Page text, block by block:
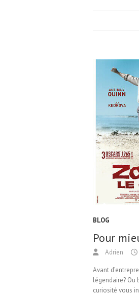
BLOG
Pour
Adrien
Avant
légendaire? Ou
curiosité vous